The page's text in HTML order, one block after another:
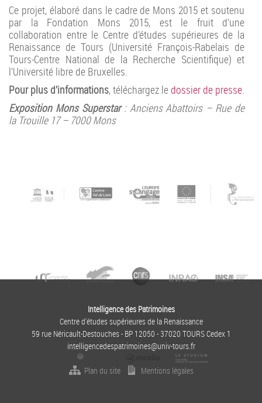
Ce projet, élaboré dans le cadre de Mons 2015 et soutenu
par la Fondation Mons 2015, est le fruit d’une
collaboration entre le Centre d’études supérieures de la
Renaissance de Tours (Université François-Rabelais de
Tours-Centre National de la Recherche Scientifique) et
l’Université libre de Bruxelles.
Pour plus d’informations, téléchargez ledossier de presse.
Exposition Mons Superstar: Anciens Abattoirs – Rue de
la Trouille 17 – 7000 Mons
Intelligence des Patrimoines
Centre d'études supérieures de la Renaissance
59 rue Néricault-Destouches - BP 12050 - 37020 TOURS Cedex 1
intelligencedespatrimoines@univ-tours.fr
Plan du site Mentions légales